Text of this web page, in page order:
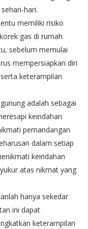
hari.
memiliki risiko
gas di rumah
sebelum memulai
mempersiapkan diri
keterampilan
adalah sebagai
keindahan
pemandangan
dalam setiap
keindahan
atas nikmat yang
hanya sekedar
ini dapat
keterampilan